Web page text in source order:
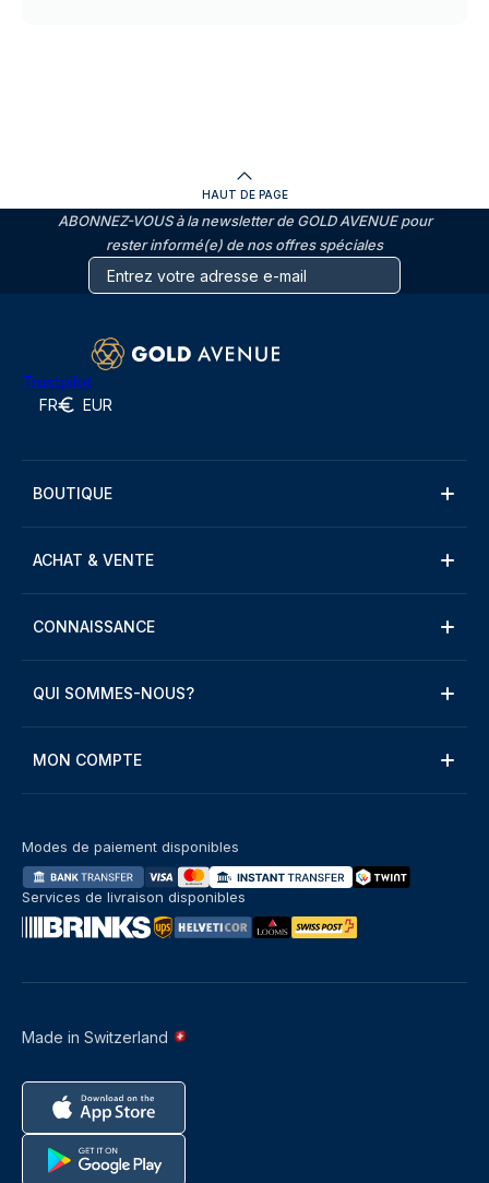
HAUT DE PAGE
ABONNEZ-VOUS à la newsletter de GOLD AVENUE pour
rester informé(e) de nos offres spéciales
Trustpilot
FR EUR
BOUTIQUE
ACHAT & VENTE
CONNAISSANCE
QUI SOMMES-NOUS?
MON COMPTE
Made in Switzerland
Modes de paiement disponibles
Services de livraison disponibles